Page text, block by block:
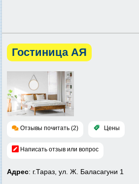
Гостиница АЯ
Отзывы почитать (2) Цены
Написать отзыв или вопрос
Адрес: г.Тараз, ул. Ж. Баласагуни 1